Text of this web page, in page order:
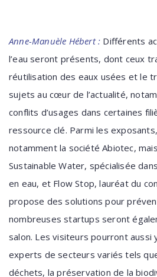
Anne-Manuèle Hébert : Différents
l’eau seront présents, dont ceux
réutilisation des eaux usées et le
sujets au cœur de l’actualité,
conflits d’usages dans certaines
ressource clé. Parmi les
notamment la société Abiotec,
Sustainable Water, spécialisée
en eau, et Flow Stop, lauréat du
propose des solutions pour
nombreuses startups seront
salon. Les visiteurs pourront aussi
experts de secteurs variés tels
déchets, la préservation de la